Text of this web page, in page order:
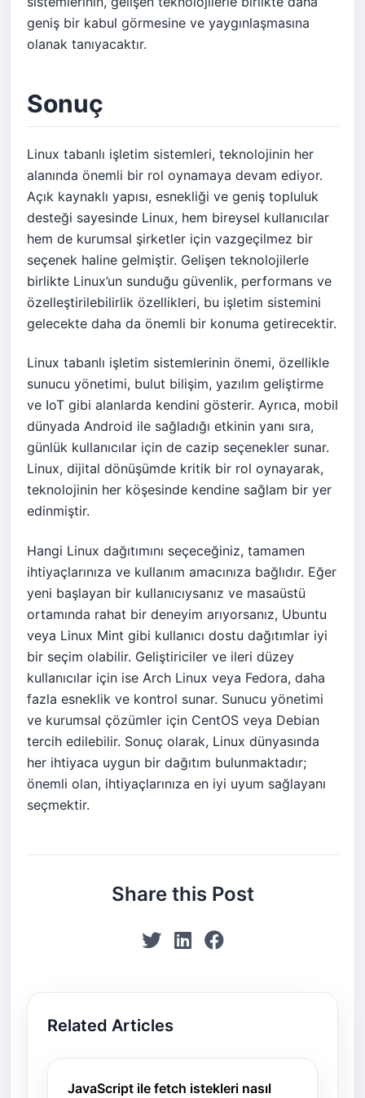
geniş bir kabul görmesine ve yaygınlaşmasına
olanak tanıyacaktır.
Sonuç
Linux tabanlı işletim sistemleri, teknolojinin her
alanında önemli bir rol oynamaya devam ediyor.
Açık kaynaklı yapısı, esnekliği ve geniş topluluk
desteği sayesinde Linux, hem bireysel kullanıcılar
hem de kurumsal şirketler için vazgeçilmez bir
seçenek haline gelmiştir. Gelişen teknolojilerle
birlikte Linux’un sunduğu güvenlik, performans ve
özelleştirilebilirlik özellikleri, bu işletim sistemini
gelecekte daha da önemli bir konuma getirecektir.
Linux tabanlı işletim sistemlerinin önemi, özellikle
sunucu yönetimi, bulut bilişim, yazılım geliştirme
ve IoT gibi alanlarda kendini gösterir. Ayrıca, mobil
dünyada Android ile sağladığı etkinin yanı sıra,
günlük kullanıcılar için de cazip seçenekler sunar.
Linux, dijital dönüşümde kritik bir rol oynayarak,
teknolojinin her köşesinde kendine sağlam bir yer
edinmiştir.
Hangi Linux dağıtımını seçeceğiniz, tamamen
ihtiyaçlarınıza ve kullanım amacınıza bağlıdır. Eğer
yeni başlayan bir kullanıcıysanız ve masaüstü
ortamında rahat bir deneyim arıyorsanız, Ubuntu
veya Linux Mint gibi kullanıcı dostu dağıtımlar iyi
bir seçim olabilir. Geliştiriciler ve ileri düzey
kullanıcılar için ise Arch Linux veya Fedora, daha
fazla esneklik ve kontrol sunar. Sunucu yönetimi
ve kurumsal çözümler için CentOS veya Debian
tercih edilebilir. Sonuç olarak, Linux dünyasında
her ihtiyaca uygun bir dağıtım bulunmaktadır;
önemli olan, ihtiyaçlarınıza en iyi uyum sağlayanı
seçmektir.
Share this Post
Related Articles
JavaScript ile fetch istekleri nasıl